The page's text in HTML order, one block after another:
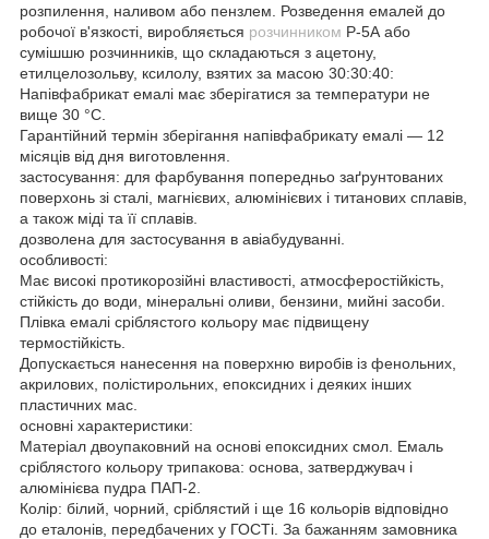
розпилення, наливом або пензлем. Розведення емалей до
робочої в'язкості, виробляється розчинником Р-5А або
сумішшю розчинників, що складаються з ацетону,
етилцелозольву, ксилолу, взятих за масою 30:30:40:
Напівфабрикат емалі має зберігатися за температури не
вище 30 °C.
Гарантійний термін зберігання напівфабрикату емалі — 12
місяців від дня виготовлення.
застосування: для фарбування попередньо заґрунтованих
поверхонь зі сталі, магнієвих, алюмінієвих і титанових сплавів,
а також міді та її сплавів.
дозволена для застосування в авіабудуванні.
особливості:
Має високі протикорозійні властивості, атмосферостійкість,
стійкість до води, мінеральні оливи, бензини, мийні засоби.
Плівка емалі сріблястого кольору має підвищену
термостійкість.
Допускається нанесення на поверхню виробів із фенольних,
акрилових, полістирольних, епоксидних і деяких інших
пластичних мас.
основні характеристики:
Матеріал двоупаковний на основі епоксидних смол. Емаль
сріблястого кольору трипакова: основа, затверджувач і
алюмінієва пудра ПАП-2.
Колір: білий, чорний, сріблястий і ще 16 кольорів відповідно
до еталонів, передбачених у ГОСТі. За бажанням замовника